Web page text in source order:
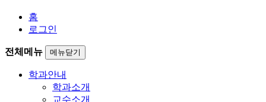
홈
로그인
전체메뉴 메뉴닫기
학과안내
학과소개
교수소개